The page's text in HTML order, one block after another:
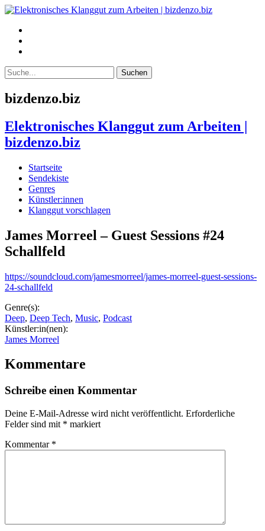
bizdenzo.biz
Elektronisches Klanggut zum Arbeiten |
bizdenzo.biz
Startseite
Sendekiste
Genres
Künstler:innen
Klanggut vorschlagen
James Morreel – Guest Sessions #24
Schallfeld
https://soundcloud.com/jamesmorreel/james-morreel-guest-sessions-
24-schallfeld
Genre(s):
Deep, Deep Tech, Music, Podcast
Künstler:in(nen):
James Morreel
Kommentare
Schreibe einen Kommentar
Deine E-Mail-Adresse wird nicht veröffentlicht. Erforderliche
Felder sind mit * markiert
Kommentar *